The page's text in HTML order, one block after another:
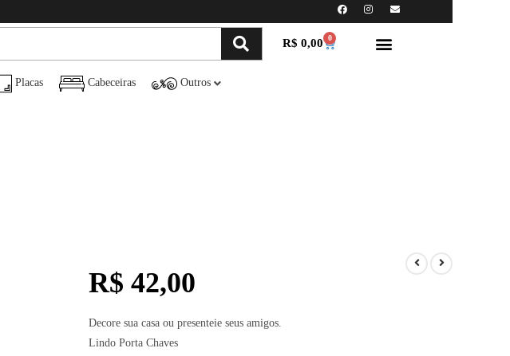
R$ 0,00 0
Placas Cabeceiras Outros
R$ 42,00
Decore sua casa ou presenteie seus amigos.
Lindo Porta Chaves